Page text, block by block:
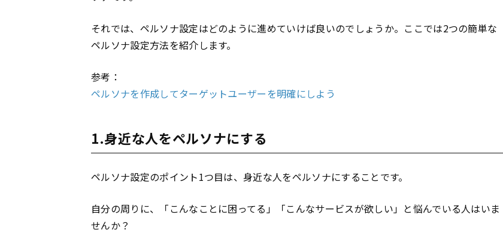
それでは、ペルソナ設定はどのように進めていけば良いのでしょうか。ここでは2つの簡単な
ペルソナ設定方法を紹介します。
参考：
ペルソナを作成してターゲットユーザーを明確にしよう
1.身近な人をペルソナにする
ペルソナ設定のポイント1つ目は、身近な人をペルソナにすることです。
自分の周りに、「こんなことに困ってる」「こんなサービスが欲しい」と悩んでいる人はいま
せんか？